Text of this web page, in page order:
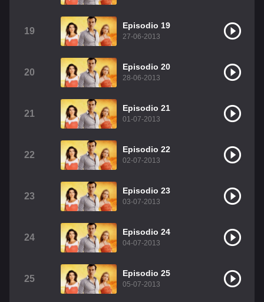
19
Episodio 19
27-06-2013
20
Episodio 20
28-06-2013
21
Episodio 21
01-07-2013
22
Episodio 22
02-07-2013
23
Episodio 23
03-07-2013
24
Episodio 24
04-07-2013
25
Episodio 25
05-07-2013